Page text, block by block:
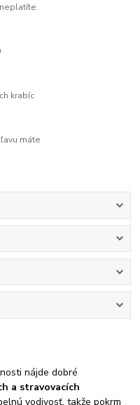
krabíc
máte
nájde dobré
a stravovacích
vodivosť, takže pokrm